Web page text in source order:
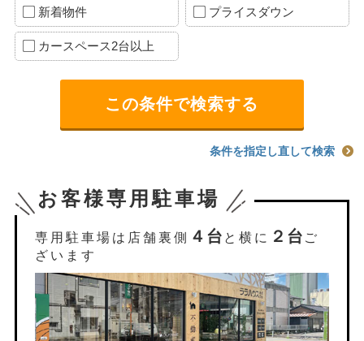
新着物件 プライスダウン
カースペース2台以上
条件を指定し直して検索
お客様専用駐車場
専用駐車場は店舗裏側 ４台 と横に ２台 ご
ざいます